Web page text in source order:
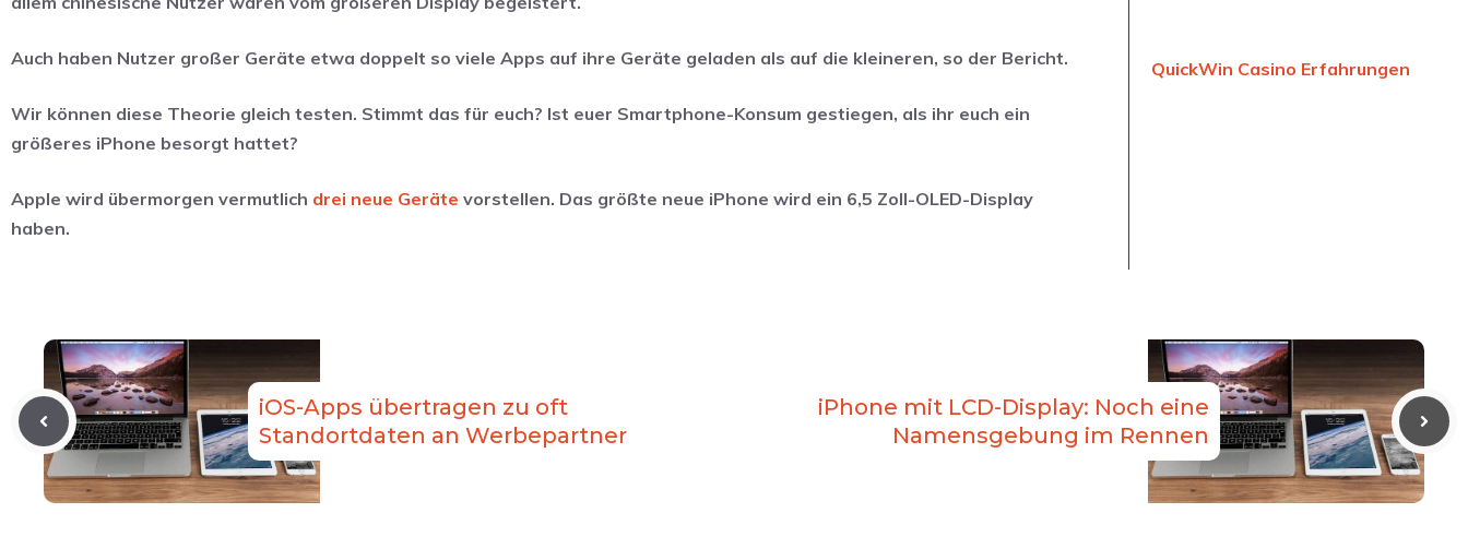
Auch haben Nutzer großer Geräte etwa doppelt so viele Apps auf ihre Geräte geladen als auf die kleineren, so der Bericht.
Wir können diese Theorie gleich testen. Stimmt das für euch? Ist euer Smartphone-Konsum gestiegen, als ihr euch ein
größeres iPhone besorgt hattet?
Apple wird übermorgen vermutlich drei neue Geräte vorstellen. Das größte neue iPhone wird ein 6,5 Zoll-OLED-Display
haben.
QuickWin Casino Erfahrungen
iOS-Apps übertragen zu oft
Standortdaten an Werbepartner
iPhone mit LCD-Display: Noch eine
Namensgebung im Rennen